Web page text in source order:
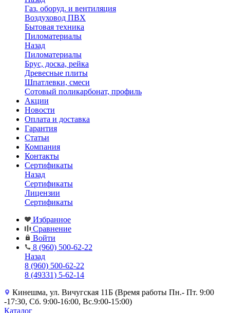
Газ. оборуд. и вентиляция
Воздуховод ПВХ
Бытовая техника
Пиломатериалы
Назад
Пиломатериалы
Брус, доска, рейка
Древесные плиты
Шпатлевки, смеси
Сотовый поликарбонат, профиль
Акции
Новости
Оплата и доставка
Гарантия
Статьи
Компания
Контакты
Сертификаты
Назад
Сертификаты
Лицензии
Сертификаты
Избранное
Сравнение
Войти
8 (960) 500-62-22
Назад
8 (960) 500-62-22
8 (49331) 5-62-14
Кинешма, ул. Вичугская 11Б (Время работы Пн.- Пт. 9:00
-17:30, Сб. 9:00-16:00, Вс.9:00-15:00)
Каталог